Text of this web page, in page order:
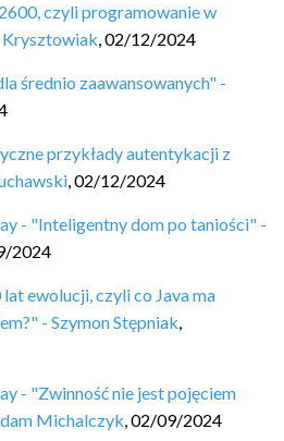
czyli programowanie w
Krysztowiak,02/12/2024
średnio zaawansowanych" -
przykłady autentykacji z
,02/12/2024
- "Inteligentny dom po taniości" -
2024
ewolucji, czyli co Java ma
- Szymon Stępniak,
- "Zwinność nie jest pojęciem
Michalczyk,02/09/2024